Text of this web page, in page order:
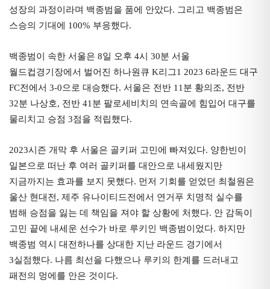
성장의 과정이라며 백종범을 품에 안았다. 그리고 백종범은
스승의 기대에 100% 부응했다.
백종범이 속한 서울은 8일 오후 4시 30분 서울
월드컵경기장에서 벌어진 하나원큐 K리그1 2023 6라운드 대구
FC전에서 3-0으로 대승했다. 서울은 전반 11분 황의조, 전반
32분 나상호, 전반 41분 팔로세비치의 연속골에 힘입어 대구를
물리치고 승점 3점을 적립했다.
2023시즌 개막 후 서울은 골키퍼 고민에 빠져있다. 양한빈이
일본으로 떠난 후 여러 골키퍼를 대안으로 내세웠지만
지금까지는 효과를 보지 못했다. 먼저 기회를 얻었던 최철원은
울산 현대전, 제주 유나이티드전에서 연거푸 치명적 실수를
범해 승점을 잃는 데 책임을 져야 할 상황에 처했다. 안 감독이
고민 끝에 내세운 선수가 바로 루키인 백종범이었다. 하지만
백종범 역시 대전하나를 상대한 지난 라운드 경기에서
3실점했다. 나름 최선을 다했으나 루키의 한계를 드러내고
패전의 멍에를 안은 것이다.